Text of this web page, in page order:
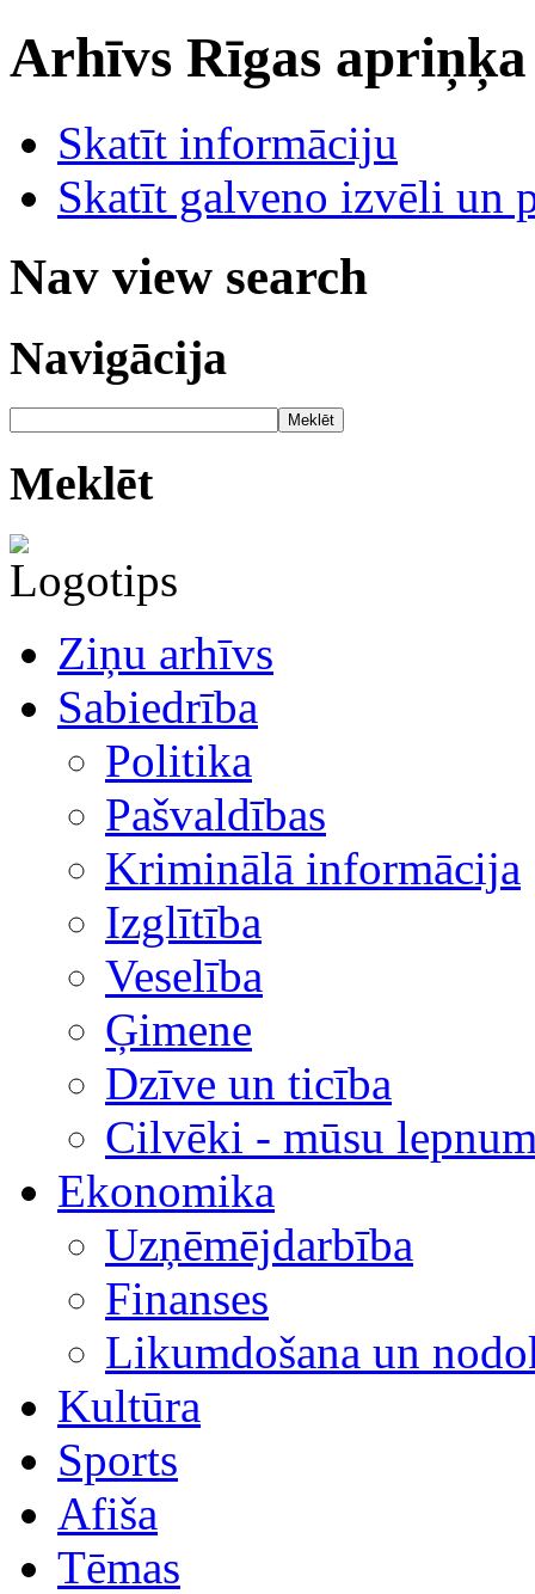
Arhīvs Rīgas
Skatīt informāciju
Skatīt galveno izvēli un
Nav view search
Navigācija
Meklēt
Meklēt
Ziņu arhīvs
Sabiedrība
Politika
Pašvaldības
Kriminālā informācija
Izglītība
Veselība
Ģimene
Dzīve un ticība
Cilvēki - mūsu
Ekonomika
Uzņēmējdarbība
Finanses
Likumdošana un
Kultūra
Sports
Afiša
Tēmas